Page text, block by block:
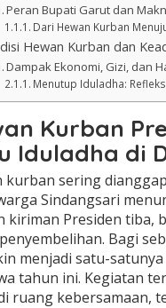
Peran Bupati Garut dan
Dari Hewan Kurban
Hewan Kurban dan
Dampak Ekonomi, Gizi, dan
Menutup Iduladha:
Kurban
Iduladha di
kurban sering
Sindangsari
kiriman Presiden tiba,
Bagi
menjadi satu-
tahun ini. Kegiatan
ruang kebersamaan,